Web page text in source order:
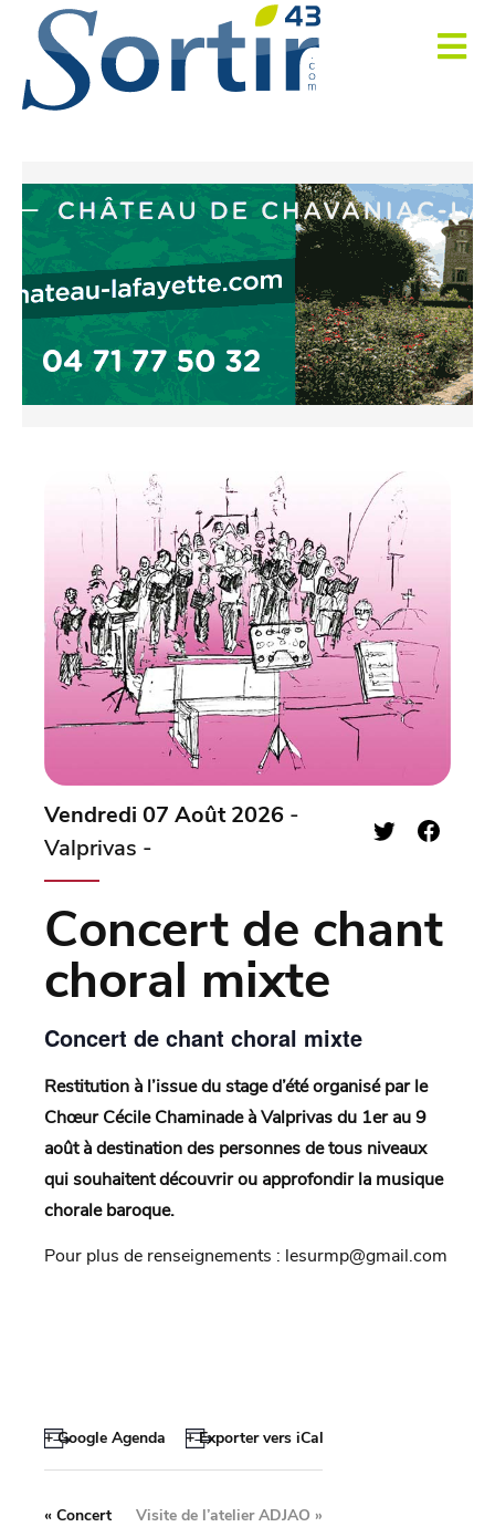
Vendredi 07 Août 2026 -
Valprivas -
Concert de chant
choral mixte
Concert de chant choral mixte
Restitution à l’issue du stage d’été organisé par le
Chœur Cécile Chaminade à Valprivas du 1er au 9
août à destination des personnes de tous niveaux
qui souhaitent découvrir ou approfondir la musique
chorale baroque.
Pour plus de renseignements : lesurmp@gmail.com
+ Google Agenda + Exporter vers iCal
« Concert Visite de l’atelier ADJAO »